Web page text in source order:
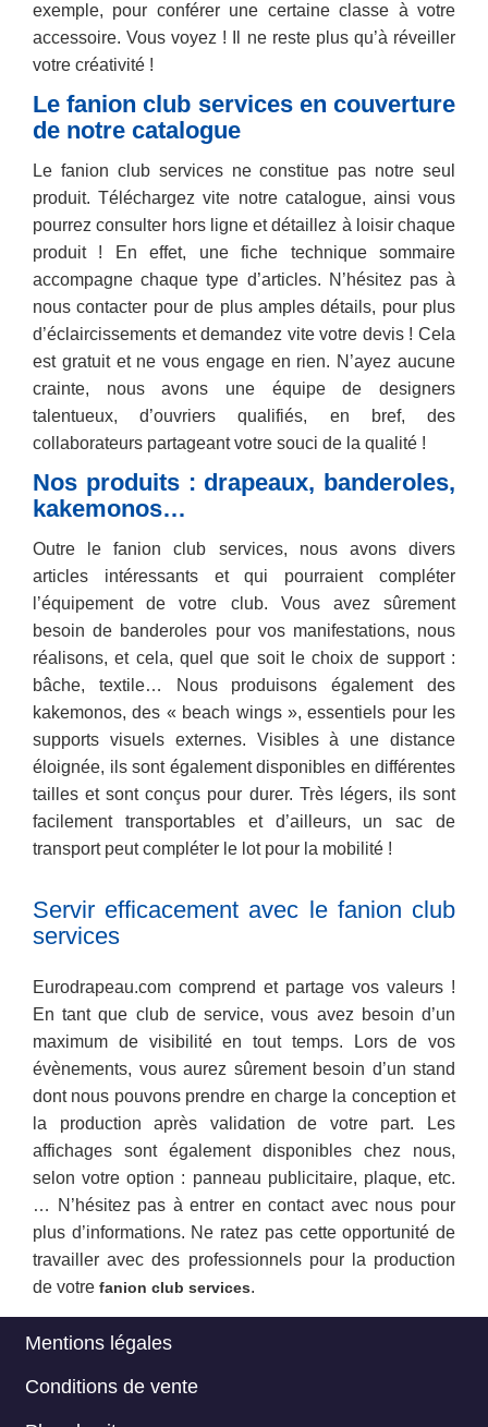
exemple, pour conférer une certaine classe à votre
accessoire. Vous voyez ! Il ne reste plus qu’à réveiller
votre créativité !
Le fanion club services en couverture
de notre catalogue
Le fanion club services ne constitue pas notre seul
produit. Téléchargez vite notre catalogue, ainsi vous
pourrez consulter hors ligne et détaillez à loisir chaque
produit ! En effet, une fiche technique sommaire
accompagne chaque type d’articles. N’hésitez pas à
nous contacter pour de plus amples détails, pour plus
d’éclaircissements et demandez vite votre devis ! Cela
est gratuit et ne vous engage en rien. N’ayez aucune
crainte, nous avons une équipe de designers
talentueux, d’ouvriers qualifiés, en bref, des
collaborateurs partageant votre souci de la qualité !
Nos produits : drapeaux, banderoles,
kakemonos…
Outre le fanion club services, nous avons divers
articles intéressants et qui pourraient compléter
l’équipement de votre club. Vous avez sûrement
besoin de banderoles pour vos manifestations, nous
réalisons, et cela, quel que soit le choix de support :
bâche, textile… Nous produisons également des
kakemonos, des « beach wings », essentiels pour les
supports visuels externes. Visibles à une distance
éloignée, ils sont également disponibles en différentes
tailles et sont conçus pour durer. Très légers, ils sont
facilement transportables et d’ailleurs, un sac de
transport peut compléter le lot pour la mobilité !
Servir efficacement avec le fanion club
services
Eurodrapeau.com comprend et partage vos valeurs !
En tant que club de service, vous avez besoin d’un
maximum de visibilité en tout temps. Lors de vos
évènements, vous aurez sûrement besoin d’un stand
dont nous pouvons prendre en charge la conception et
la production après validation de votre part. Les
affichages sont également disponibles chez nous,
selon votre option : panneau publicitaire, plaque, etc.
… N’hésitez pas à entrer en contact avec nous pour
plus d’informations. Ne ratez pas cette opportunité de
travailler avec des professionnels pour la production
de votre fanion club services.
Footer
Mentions légales
Conditions de vente